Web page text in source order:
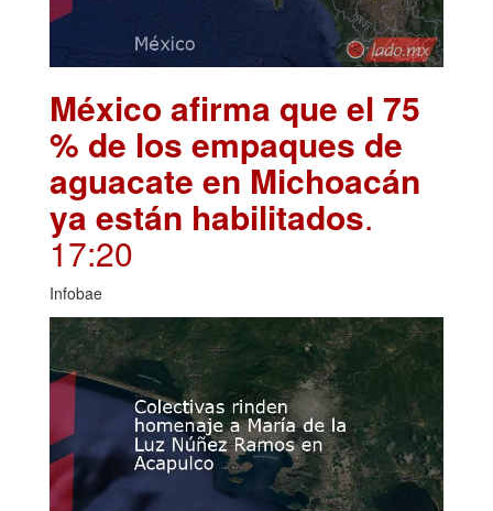
México afirma que el 75
% de los empaques de
aguacate en Michoacán
ya están habilitados.
17:20
Infobae